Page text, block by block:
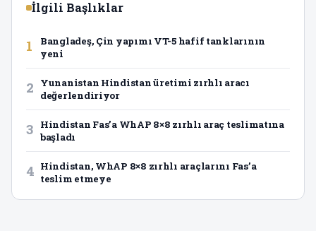
İlgili Başlıklar
1
Bangladeş, Çin yapımı VT-5 hafif tanklarının
yeni
2
Yunanistan Hindistan üretimi zırhlı aracı
değerlendiriyor
3
Hindistan Fas’a WhAP 8×8 zırhlı araç teslimatına
başladı
4 Hindistan, WhAP 8×8 zırhlı araçlarını Fas’a
teslim etmeye